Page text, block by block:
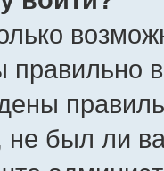
правильно
не был ли